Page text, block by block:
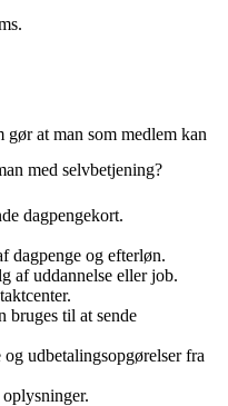
at man som medlem kan
med selvbetjening?
dagpengekort.
dagpenge og efterløn.
af uddannelse eller job.
bruges til at sende
udbetalingsopgørelser fra